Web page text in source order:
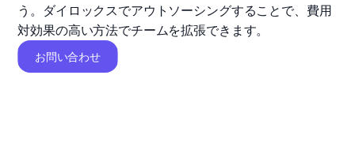
う。ダイロックスでアウトソーシングすることで、費用
対効果の高い方法でチームを拡張できます。
お問い合わせ